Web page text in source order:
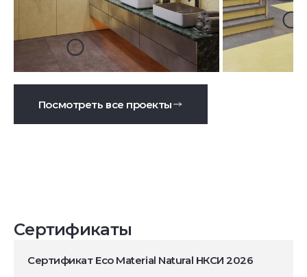
Посмотреть все проекты
Сертификаты
Сертификат Eco Material Natural НКСИ 2026